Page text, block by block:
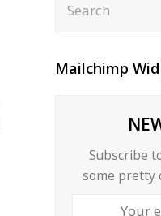
Mailchimp
Subscribe
some pretty